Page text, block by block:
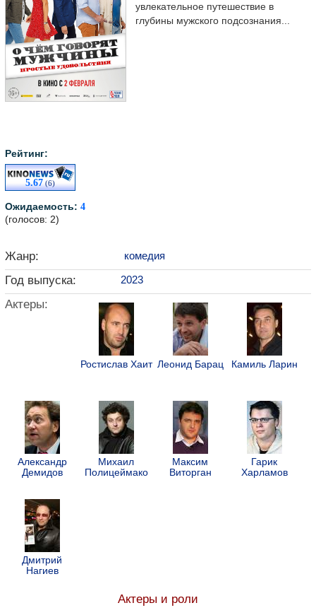
Рейтинг:
5.67 (6)
Ожидаемость: 4
(голосов: 2)
увлекательное путешествие в
глубины мужского подсознания...
Жанр: комедия
Год выпуска: 2023
Актеры:
Ростислав Хаит Леонид Барац Камиль Ларин
Александр
Демидов
Михаил
Полицеймако
Максим
Виторган
Гарик
Харламов
Дмитрий
Нагиев
Актеры и роли